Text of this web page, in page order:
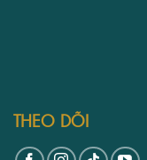
THEO DÕI